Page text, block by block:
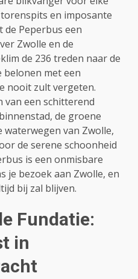
en imposante
de Peperbus een
Zwolle en de
de 236 treden naar de
belonen met een
nooit zult vergeten.
van een schitterend
de groene
van Zwolle,
de serene schoonheid
is een onmisbare
je bezoek aan Zwolle, en
bij zal blijven.
Fundatie:
in